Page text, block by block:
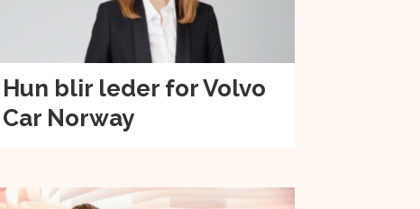
Hun blir leder for Volvo
Car Norway